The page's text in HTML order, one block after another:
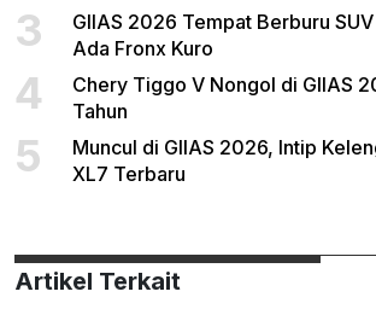
3
GIIAS 2026 Tempat Berburu
Ada Fronx Kuro
4
Chery Tiggo V Nongol di GIIAS
Tahun
5
Muncul di GIIAS 2026, Intip
XL7 Terbaru
Artikel Terkait